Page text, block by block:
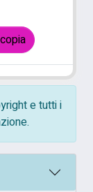
e tutti i